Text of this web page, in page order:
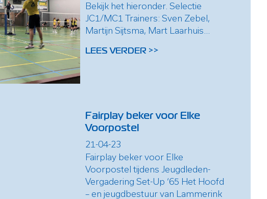
Bekijk het hieronder. Selectie
JC1/MC1 Trainers: Sven Zebel,
Martijn Sijtsma, Mart Laarhuis...
LEES VERDER >>
Fairplay beker voor Elke
Voorpostel
21-04-23
Fairplay beker voor Elke
Voorpostel tijdens Jeugdleden-
Vergadering Set-Up ‘65 Het Hoofd
– en jeugdbestuur van Lammerink